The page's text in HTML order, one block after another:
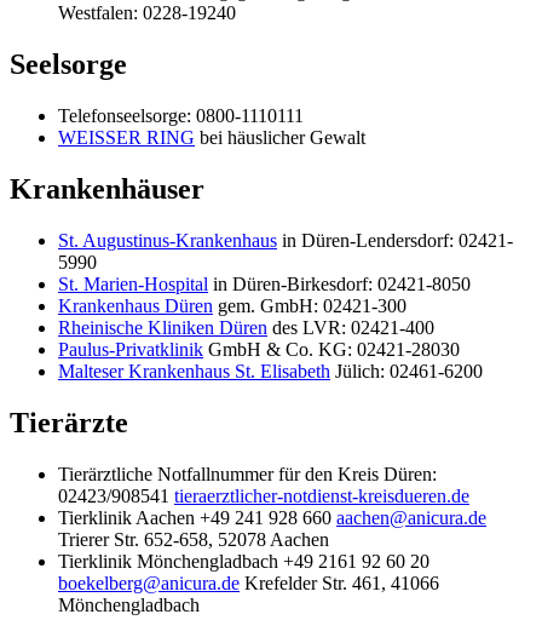
Westfalen: 0228-19240
Seelsorge
Telefonseelsorge: 0800-1110111
WEISSER RING bei häuslicher Gewalt
Krankenhäuser
St. Augustinus-Krankenhaus in Düren-Lendersdorf: 02421-
5990
St. Marien-Hospital in Düren-Birkesdorf: 02421-8050
Krankenhaus Düren gem. GmbH: 02421-300
Rheinische Kliniken Düren des LVR: 02421-400
Paulus-Privatklinik GmbH & Co. KG: 02421-28030
Malteser Krankenhaus St. Elisabeth Jülich: 02461-6200
Tierärzte
Tierärztliche Notfallnummer für den Kreis Düren:
02423/908541 tieraerztlicher-notdienst-kreisdueren.de
Tierklinik Aachen +49 241 928 660 aachen@anicura.de
Trierer Str. 652-658, 52078 Aachen
Tierklinik Mönchengladbach +49 2161 92 60 20
boekelberg@anicura.de Krefelder Str. 461, 41066
Mönchengladbach